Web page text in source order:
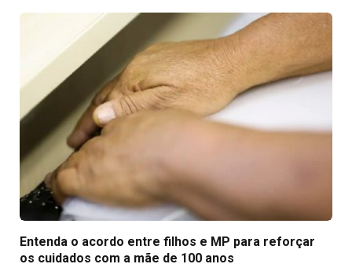
Entenda o acordo entre filhos e MP para reforçar
os cuidados com a mãe de 100 anos